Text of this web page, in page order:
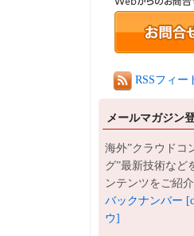
RSSフィー
メールマガジン
海外”クラウドコ
グ”最新技術など
ンテンツをご紹介
バックナンバー
ウ]